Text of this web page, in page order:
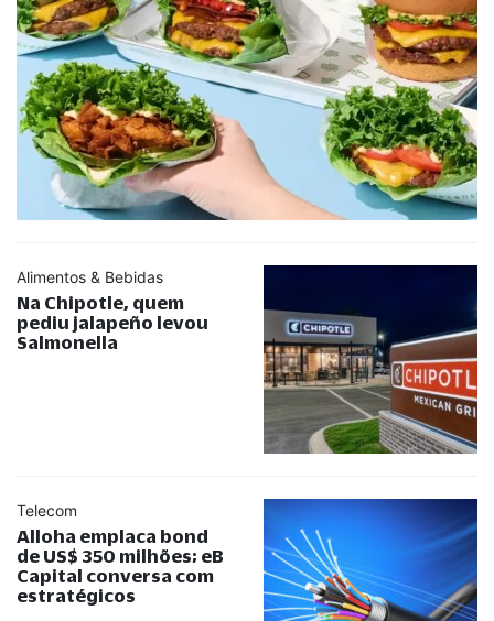
Alimentos & Bebidas
Na Chipotle, quem
pediu jalapeño levou
Salmonella
Telecom
Alloha emplaca bond
de US$ 350 milhões; eB
Capital conversa com
estratégicos